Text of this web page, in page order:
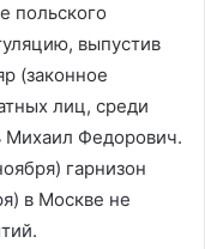
польского
выпустив
(законное
лиц, среди
Михаил Федорович.
гарнизон
в Москве не